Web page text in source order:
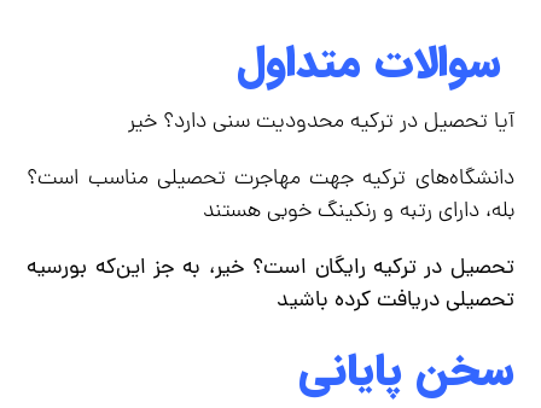
سوالات متداول
آیا تحصیل در ترکیه محدودیت سنی دارد؟ خیر
دانشگاه‌های ترکیه جهت مهاجرت تحصیلی مناسب است؟
بله، دارای رتبه و رنکینگ خوبی هستند
تحصیل در ترکیه رایگان است؟ خیر، به جز این‌که بورسیه
تحصیلی دریافت کرده باشید
سخن پایانی